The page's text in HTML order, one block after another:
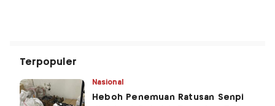
Terpopuler
Nasional
Heboh Penemuan Ratusan Senpi